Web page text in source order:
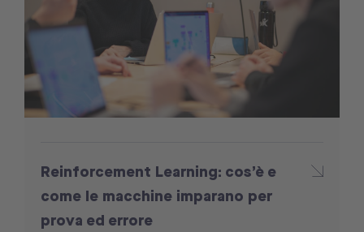
Reinforcement Learning: cos’è e
come le macchine imparano per
prova ed errore